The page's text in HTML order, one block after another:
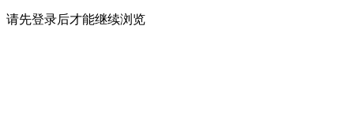
请先登录后才能继续浏览